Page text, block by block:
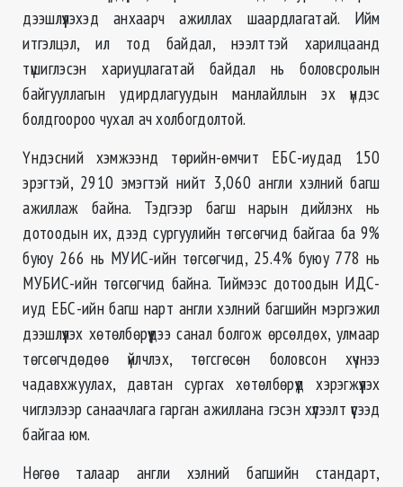
дээшлүүлэхэд анхаарч ажиллах шаардлагатай. Ийм
итгэлцэл, ил тод байдал, нээлттэй харилцаанд
түшиглэсэн хариуцлагатай байдал нь боловсролын
байгууллагын удирдлагуудын манлайллын эх үндэс
болдгоороо чухал ач холбогдолтой.
Үндэсний хэмжээнд төрийн-өмчит ЕБС-иудад 150
эрэгтэй, 2910 эмэгтэй нийт 3,060 англи хэлний багш
ажиллаж байна. Тэдгээр багш нарын дийлэнх нь
дотоодын их, дээд сургуулийн төгсөгчид байгаа ба 9%
буюу 266 нь МУИС-ийн төгсөгчид, 25.4% буюу 778 нь
МУБИС-ийн төгсөгчид байна. Тиймээс дотоодын ИДС-
иуд ЕБС-ийн багш нарт англи хэлний багшийн мэргэжил
дээшлүүлэх хөтөлбөрүүдээ санал болгож өрсөлдөх, улмаар
төгсөгчдөдөө үйлчлэх, төгсгөсөн боловсон хүчнээ
чадавхжуулах, давтан сургах хөтөлбөрүүд хэрэгжүүлэх
чиглэлээр санаачлага гарган ажиллана гэсэн хүлээлт үүсээд
байгаа юм.
Нөгөө талаар англи хэлний багшийн стандарт,